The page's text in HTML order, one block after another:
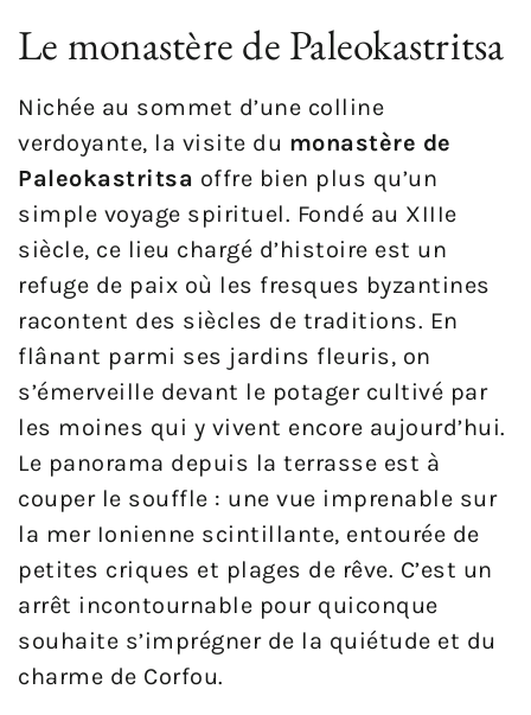
Le monastère de Paleokastritsa
Nichée au sommet d’une colline
verdoyante, la visite du monastère de
Paleokastritsa offre bien plus qu’un
simple voyage spirituel. Fondé au XIIIe
siècle, ce lieu chargé d’histoire est un
refuge de paix où les fresques byzantines
racontent des siècles de traditions. En
flânant parmi ses jardins fleuris, on
s’émerveille devant le potager cultivé par
les moines qui y vivent encore aujourd’hui.
Le panorama depuis la terrasse est à
couper le souffle : une vue imprenable sur
la mer Ionienne scintillante, entourée de
petites criques et plages de rêve. C’est un
arrêt incontournable pour quiconque
souhaite s’imprégner de la quiétude et du
charme de Corfou.